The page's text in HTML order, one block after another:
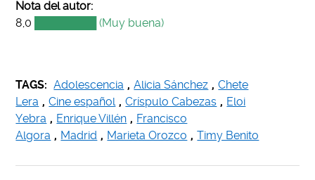
Nota del autor:
8,0
████████ (Muy buena)
TAGS: Adolescencia , Alicia Sánchez , Chete
Lera , Cine español , Críspulo Cabezas , Eloi
Yebra , Enrique Villén , Francisco
Algora , Madrid , Marieta Orozco , Timy Benito